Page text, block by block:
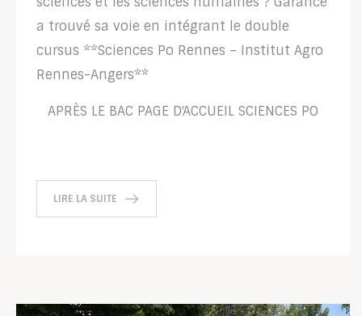
a trouvé sa voie en intégrant le double
cursus **Sciences Po Rennes – Institut Agro
Rennes-Angers**
APRÈS LE BAC PAGE D'ACCUEIL SCIENCES PO
LIRE LA SUITE